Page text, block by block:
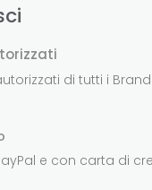
di tutti i
e con carta di